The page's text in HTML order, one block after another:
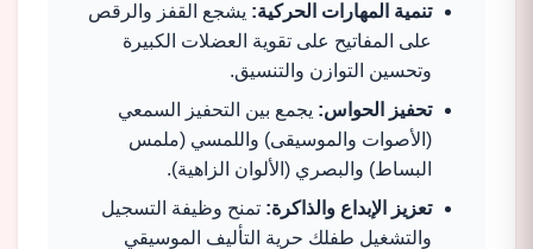
تنمية المهارات الحركية: يشجع القفز والرقص
على المفاتيح على تقوية العضلات الكبيرة
وتحسين التوازن والتنسيق.
تحفيز الحواس: يجمع بين التحفيز السمعي
(الأصوات والموسيقى) واللمسي (ملمس
البساط) والبصري (الألوان الزاهية).
تعزيز الإبداع والذاكرة: تمنح وظيفة التسجيل
والتشغيل طفلك حرية التأليف الموسيقي